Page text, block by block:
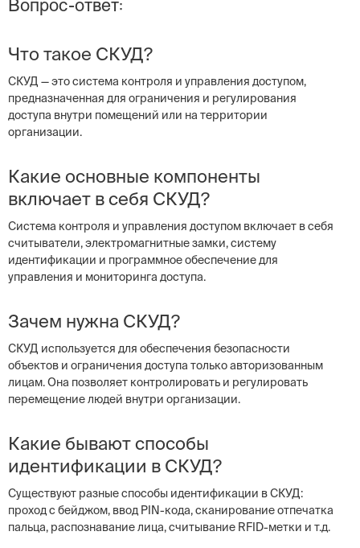
Вопрос-ответ:
Что такое СКУД?
СКУД — это система контроля и управления доступом,
предназначенная для ограничения и регулирования
доступа внутри помещений или на территории
организации.
Какие основные компоненты
включает в себя СКУД?
Система контроля и управления доступом включает в себя
считыватели, электромагнитные замки, систему
идентификации и программное обеспечение для
управления и мониторинга доступа.
Зачем нужна СКУД?
СКУД используется для обеспечения безопасности
объектов и ограничения доступа только авторизованным
лицам. Она позволяет контролировать и регулировать
перемещение людей внутри организации.
Какие бывают способы
идентификации в СКУД?
Существуют разные способы идентификации в СКУД:
проход с бейджом, ввод PIN-кода, сканирование отпечатка
пальца, распознавание лица, считывание RFID-метки и т.д.